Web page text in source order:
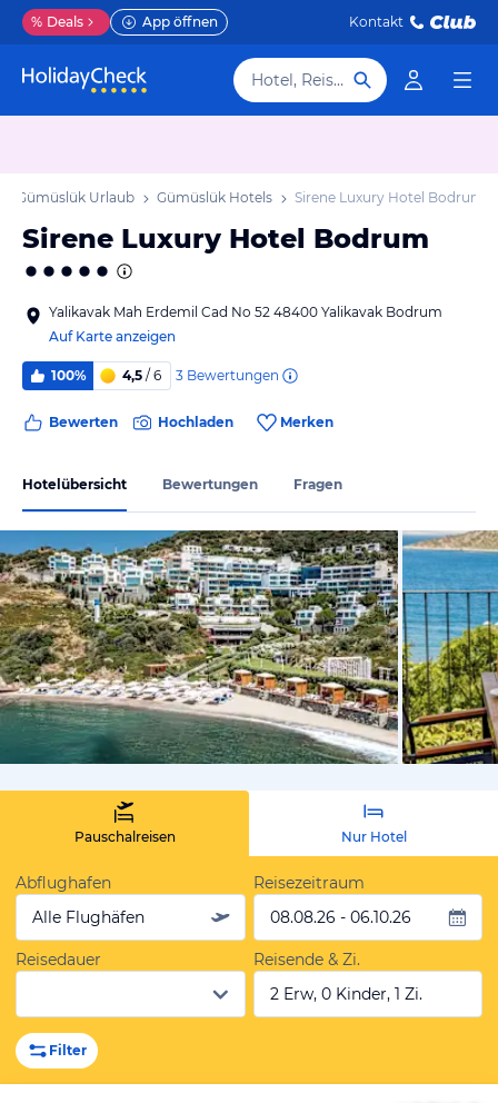
% Deals App öffnen Kontakt
Hotel, Reiseziel
Gümüslük Urlaub Gümüslük Hotels Sirene Luxury Hotel Bodrum
Sirene Luxury Hotel Bodrum
Yalikavak Mah Erdemil Cad No 52 48400 Yalikavak Bodrum
Auf Karte anzeigen
100% 4,5 / 6 3 Bewertungen
Bewerten Hochladen Merken
Hotelübersicht Bewertungen Fragen
von
Pauschalreisen Nur Hotel
Abflughafen
Alle Flughäfen
Reisezeitraum
08.08.26 - 06.10.26
Reisedauer
Reisende & Zi.
2 Erw, 0 Kinder, 1 Zi.
Filter